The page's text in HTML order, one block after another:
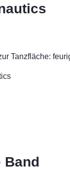
Tanzfläche:
Band